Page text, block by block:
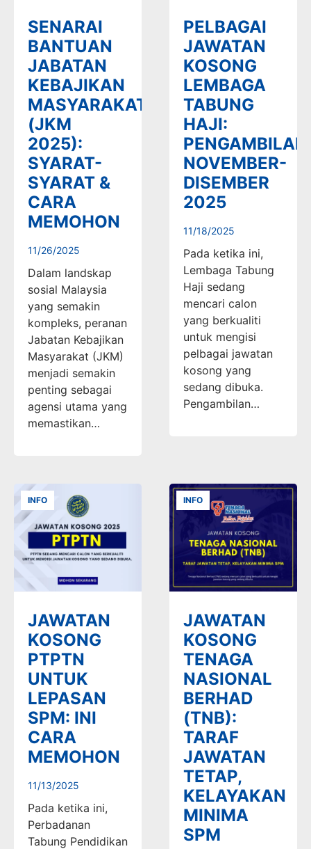
SENARAI
BANTUAN
JABATAN
KEBAJIKAN
MASYARAKAT
(JKM
2025):
SYARAT-
SYARAT &
CARA
MEMOHON
11/26/2025
Dalam landskap
sosial Malaysia
yang semakin
kompleks, peranan
Jabatan Kebajikan
Masyarakat (JKM)
menjadi semakin
penting sebagai
agensi utama yang
memastikan…
PELBAGAI
JAWATAN
KOSONG
LEMBAGA
TABUNG
HAJI:
PENGAMBILAN
NOVEMBER-
DISEMBER
2025
11/18/2025
Pada ketika ini,
Lembaga Tabung
Haji sedang
mencari calon
yang berkualiti
untuk mengisi
pelbagai jawatan
kosong yang
sedang dibuka.
Pengambilan…
INFO
JAWATAN
KOSONG
PTPTN
UNTUK
LEPASAN
SPM: INI
CARA
MEMOHON
11/13/2025
Pada ketika ini,
Perbadanan
Tabung Pendidikan
INFO
JAWATAN
KOSONG
TENAGA
NASIONAL
BERHAD
(TNB):
TARAF
JAWATAN
TETAP,
KELAYAKAN
MINIMA
SPM